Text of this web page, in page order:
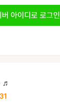
버 아이디로 로그인
♬